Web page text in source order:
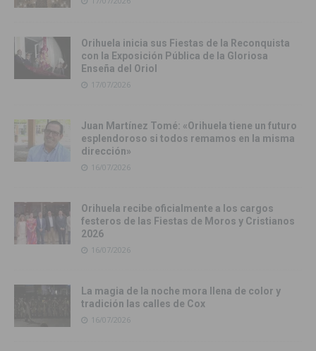
Orihuela inicia sus Fiestas de la Reconquista
con la Exposición Pública de la Gloriosa
Enseña del Oriol
17/07/2026
Juan Martínez Tomé: «Orihuela tiene un futuro
esplendoroso si todos remamos en la misma
dirección»
16/07/2026
Orihuela recibe oficialmente a los cargos
festeros de las Fiestas de Moros y Cristianos
2026
16/07/2026
La magia de la noche mora llena de color y
tradición las calles de Cox
16/07/2026